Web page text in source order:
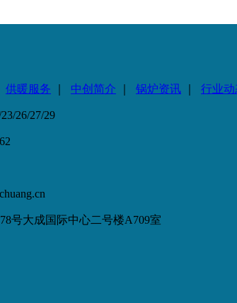
供暖服务 中创简介 锅炉资讯 行业动
26/27/29
号大成国际中心二号楼A709室